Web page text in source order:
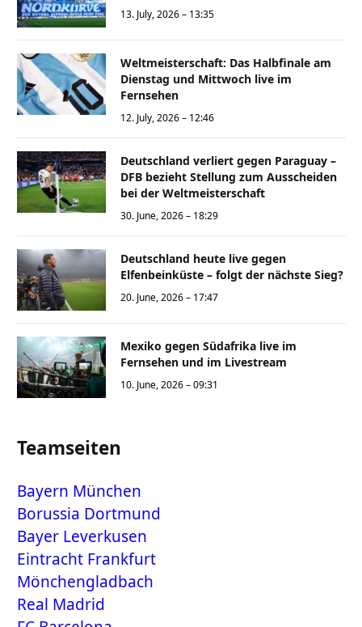
13. July, 2026 – 13:35
Weltmeisterschaft: Das Halbfinale am
Dienstag und Mittwoch live im
Fernsehen
12. July, 2026 – 12:46
Deutschland verliert gegen Paraguay –
DFB bezieht Stellung zum Ausscheiden
bei der Weltmeisterschaft
30. June, 2026 – 18:29
Deutschland heute live gegen
Elfenbeinküste – folgt der nächste Sieg?
20. June, 2026 – 17:47
Mexiko gegen Südafrika live im
Fernsehen und im Livestream
10. June, 2026 – 09:31
Teamseiten
Bayern München
Borussia Dortmund
Bayer Leverkusen
Eintracht Frankfurt
Mönchengladbach
Real Madrid